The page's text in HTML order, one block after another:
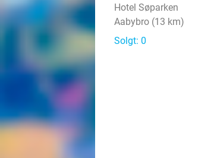
Hotel Søparken
Aabybro (13 km)
Solgt: 0